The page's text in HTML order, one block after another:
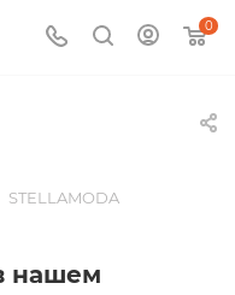
0
STELLAMODA
нашем